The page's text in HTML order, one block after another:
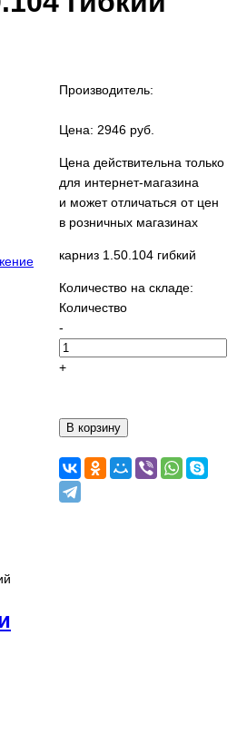
Производитель:
Цена: 2946 руб.
Цена действительна только
для интернет-магазина
и может отличаться от цен
в розничных магазинах
карниз 1.50.104 гибкий
Количество на складе:
Количество
-
+